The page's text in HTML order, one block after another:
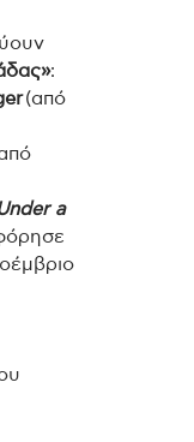
:
(από
a